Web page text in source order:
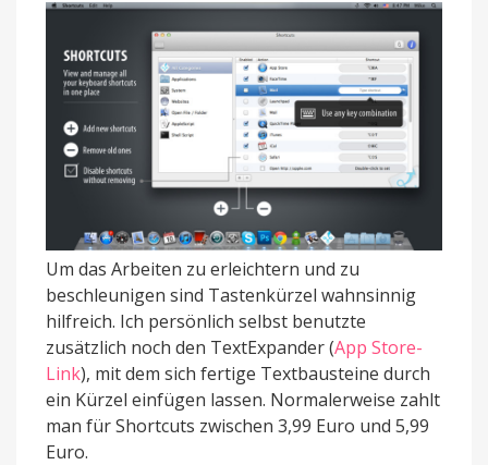
Um das Arbeiten zu erleichtern und zu
beschleunigen sind Tastenkürzel wahnsinnig
hilfreich. Ich persönlich selbst benutzte
zusätzlich noch den TextExpander (App Store-
Link), mit dem sich fertige Textbausteine durch
ein Kürzel einfügen lassen. Normalerweise zahlt
man für Shortcuts zwischen 3,99 Euro und 5,99
Euro.